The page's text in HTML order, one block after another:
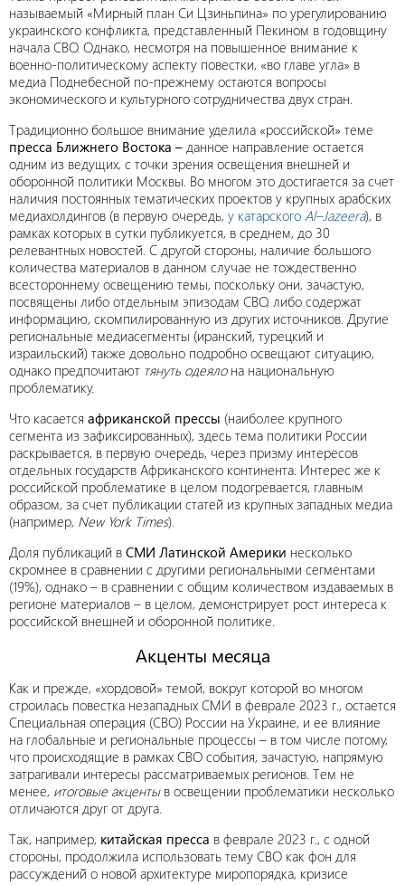
называемый «Мирный план Си Цзиньпина» по урегулированию
украинского конфликта, представленный Пекином в годовщину
начала СВО. Однако, несмотря на повышенное внимание к
военно-политическому аспекту повестки, «во главе угла» в
медиа Поднебесной по-прежнему остаются вопросы
экономического и культурного сотрудничества двух стран.
Традиционно большое внимание уделила «российской» теме
пресса Ближнего Востока – данное направление остается
одним из ведущих, с точки зрения освещения внешней и
оборонной политики Москвы. Во многом это достигается за счет
наличия постоянных тематических проектов у крупных арабских
медиахолдингов (в первую очередь, у катарского Al–Jazeera), в
рамках которых в сутки публикуется, в среднем, до 30
релевантных новостей. С другой стороны, наличие большого
количества материалов в данном случае не тождественно
всестороннему освещению темы, поскольку они, зачастую,
посвящены либо отдельным эпизодам СВО, либо содержат
информацию, скомпилированную из других источников. Другие
региональные медиасегменты (иранский, турецкий и
израильский) также довольно подробно освещают ситуацию,
однако предпочитают тянуть одеялона национальную
проблематику.
Что касается африканской прессы (наиболее крупного
сегмента из зафиксированных), здесь тема политики России
раскрывается, в первую очередь, через призму интересов
отдельных государств Африканского континента. Интерес же к
российской проблематике в целом подогревается, главным
образом, за счет публикации статей из крупных западных медиа
(например, New York Times).
Доля публикаций в СМИ Латинской Америки несколько
скромнее в сравнении с другими региональными сегментами
(19%), однако – в сравнении с общим количеством издаваемых в
регионе материалов – в целом, демонстрирует рост интереса к
российской внешней и оборонной политике.
Акценты месяца
Как и прежде, «хордовой» темой, вокруг которой во многом
строилась повестка незападных СМИ в феврале 2023 г., остается
Специальная операция (СВО) России на Украине, и ее влияние
на глобальные и региональные процессы – в том числе потому,
что происходящие в рамках СВО события, зачастую, напрямую
затрагивали интересы рассматриваемых регионов. Тем не
менее, итоговые акценты в освещении проблематики несколько
отличаются друг от друга.
Так, например, китайская пресса в феврале 2023 г., с одной
стороны, продолжила использовать тему СВО как фон для
рассуждений о новой архитектуре миропорядка, кризисе